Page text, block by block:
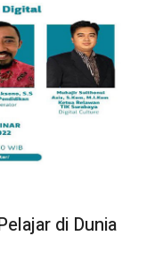
di Dunia